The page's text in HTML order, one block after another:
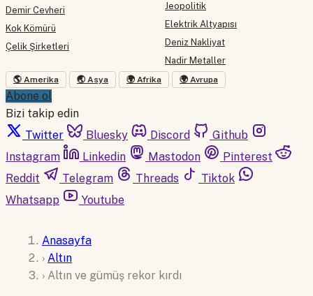
Demir Cevheri
Kok Kömürü
Çelik Şirketleri
Jeopolitik
Elektrik Altyapısı
Deniz Nakliyat
Nadir Metaller
🌎 Amerika 🌏 Asya 🌍 Afrika 🌍 Avrupa
Abone ol
Bizi takip edin
Twitter
Bluesky Discord
Github
Instagram
Linkedin Mastodon
Pinterest
Reddit
Telegram Threads
Tiktok
Whatsapp
Youtube
Anasayfa
› Altın
› Altın ve gümüş rekor kırdı